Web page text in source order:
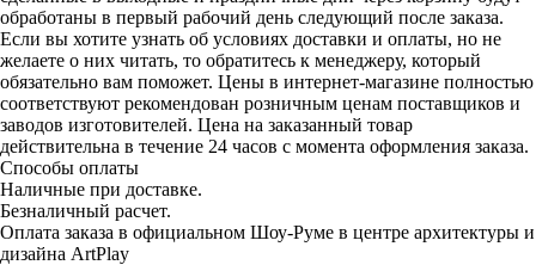
обработаны в первый рабочий день следующий после заказа.
Если вы хотите узнать об условиях доставки и оплаты, но не
желаете о них читать, то обратитесь к менеджеру, который
обязательно вам поможет. Цены в интернет-магазине полностью
соответствуют рекомендован розничным ценам поставщиков и
заводов изготовителей. Цена на заказанный товар
действительна в течение 24 часов с момента оформления заказа.
Способы оплаты
Наличные при доставке.
Безналичный расчет.
Оплата заказа в официальном Шоу-Руме в центре архитектуры и
дизайна ArtPlay